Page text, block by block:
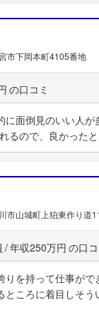
市下岡本町4105番地
に面倒見のいい人
るので、良かった
市山城町上狛東作り道
年収250万円
りを持って仕事が
ところに着目しそ